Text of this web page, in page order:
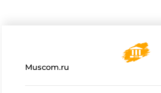
Muscom.ru